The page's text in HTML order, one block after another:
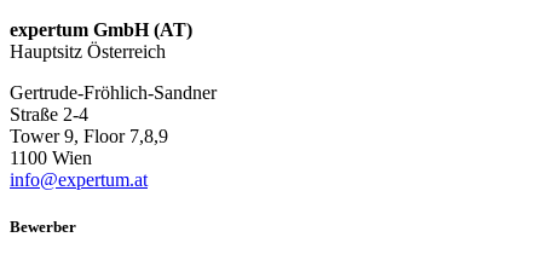
expertum GmbH (AT)
Hauptsitz Österreich
Gertrude-Fröhlich-Sandner
Straße 2-4
Tower 9, Floor 7,8,9
1100 Wien
info@expertum.at
Bewerber